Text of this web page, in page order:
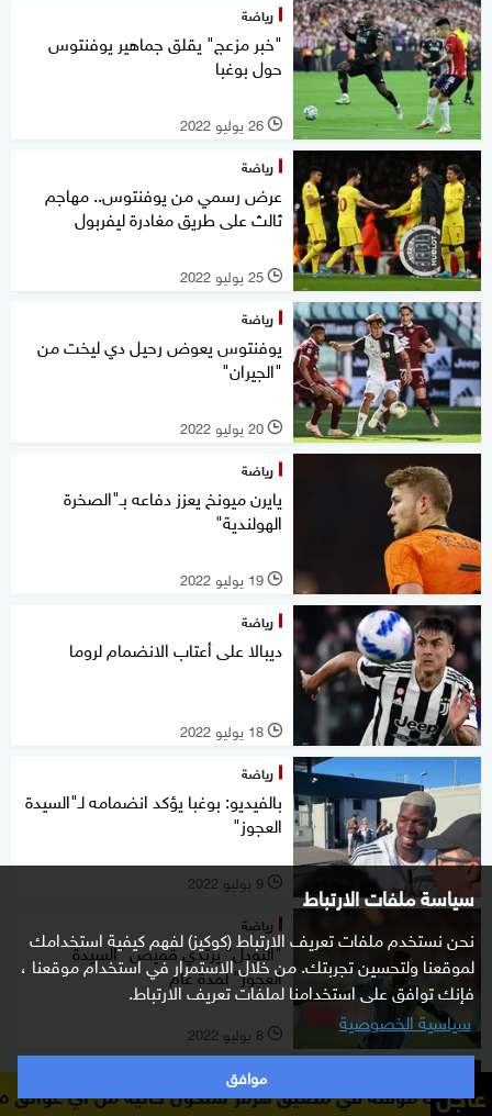
سياسة ملفات الارتباط
نحن نستخدم ملفات تعريف الارتباط (كوكيز) لفهم كيفية استخدامك
لموقعنا ولتحسين تجربتك. من خلال الاستمرار في استخدام موقعنا ،
فإنك توافق على استخدامنا لملفات تعريف الارتباط.
سياسية الخصوصية
موافق
رياضة
"خبر مزعج" يقلق جماهير يوفنتوس
حول بوغبا
l 26 يوليو 2022
رياضة
عرض رسمي من يوفنتوس.. مهاجم
ثالث على طريق مغادرة ليفربول
l 25 يوليو 2022
رياضة
يوفنتوس يعوض رحيل دي ليخت من
"الجيران"
l 20 يوليو 2022
رياضة
يايرن ميونخ يعزز دفاعه بـ"الصخرة
الهولندية"
l 19 يوليو 2022
رياضة
ديبالا على أعتاب الانضمام لروما
l 18 يوليو 2022
رياضة
بالفيديو: بوغبا يؤكد انضمامه لـ"السيدة
العجوز"
l 9 يوليو 2022
رياضة
"النودل" يرتدي قميص "السيدة
العجوز" لمدة عام
l 8 يوليو 2022
رياضة
بوفون: أتمنى أن يلعب "مارادونا عاجلهرمز ستكون خالية من أي عوائق ما يعني عدم